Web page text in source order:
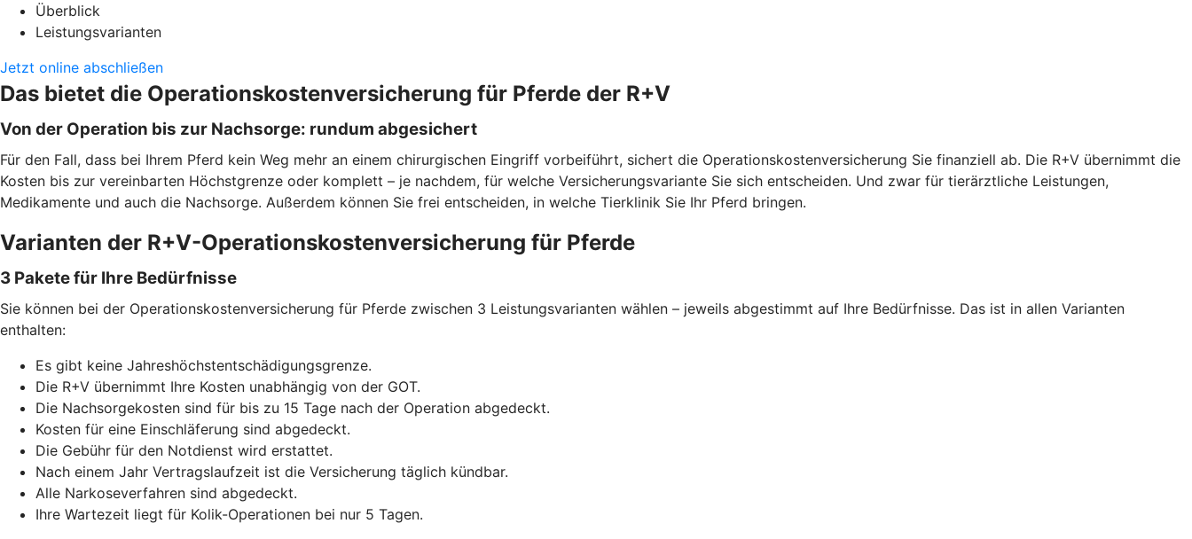
Überblick
Leistungsvarianten
Jetzt online abschließen
Das bietet die Operationskostenversicherung für Pferde der R+V
Von der Operation bis zur Nachsorge: rundum abgesichert
Für den Fall, dass bei Ihrem Pferd kein Weg mehr an einem chirurgischen Eingriff vorbeiführt, sichert die Operationskostenversicherung Sie finanziell ab. Die R+V übernimmt die
Kosten bis zur vereinbarten Höchstgrenze oder komplett – je nachdem, für welche Versicherungsvariante Sie sich entscheiden. Und zwar für tierärztliche Leistungen,
Medikamente und auch die Nachsorge. Außerdem können Sie frei entscheiden, in welche Tierklinik Sie Ihr Pferd bringen.
Varianten der R+V-Operationskostenversicherung für Pferde
3 Pakete für Ihre Bedürfnisse
Sie können bei der Operationskostenversicherung für Pferde zwischen 3 Leistungsvarianten wählen – jeweils abgestimmt auf Ihre Bedürfnisse. Das ist in allen Varianten
enthalten:
Es gibt keine Jahreshöchstentschädigungsgrenze.
Die R+V übernimmt Ihre Kosten unabhängig von der GOT.
Die Nachsorgekosten sind für bis zu 15 Tage nach der Operation abgedeckt.
Kosten für eine Einschläferung sind abgedeckt.
Die Gebühr für den Notdienst wird erstattet.
Nach einem Jahr Vertragslaufzeit ist die Versicherung täglich kündbar.
Alle Narkoseverfahren sind abgedeckt.
Ihre Wartezeit liegt für Kolik-Operationen bei nur 5 Tagen.